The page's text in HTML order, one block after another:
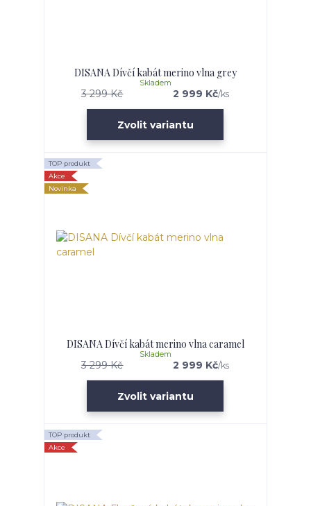
DISANA Dívčí kabát merino vlna grey
3 299 Kč 2 999 Kč/ks
Skladem
Zvolit variantu
TOP produkt
Akce
Novinka
DISANA Dívčí kabát merino vlna caramel
3 299 Kč 2 999 Kč/ks
Skladem
Zvolit variantu
TOP produkt
Akce